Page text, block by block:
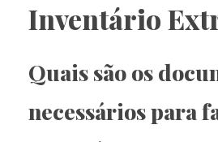
Inventário
Quais são os
necessários para